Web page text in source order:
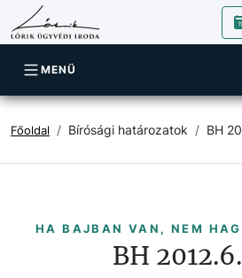
MENÜ
Főoldal Bírósági határozatok BH
HA BAJBAN VAN, NEM
BH